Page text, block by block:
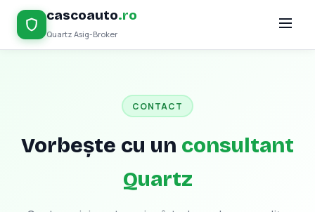
cascoauto.ro
Quartz Asig-Broker
CONTACT
Vorbește cu un consultant
Quartz